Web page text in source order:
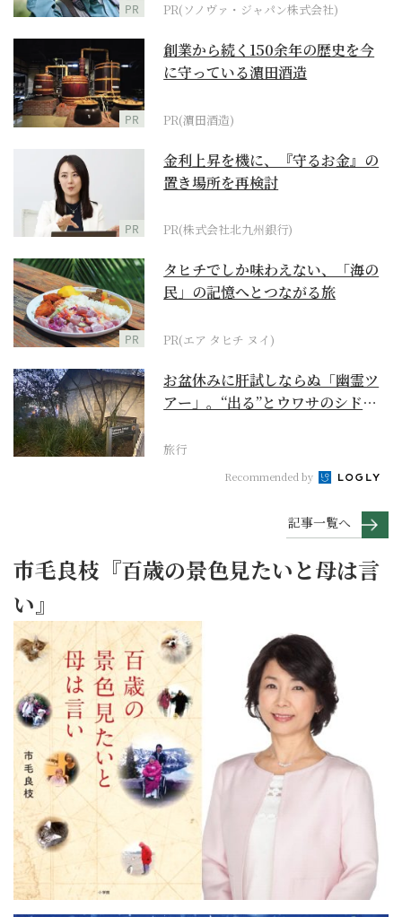
PR PR(ソノヴァ・ジャパン株式会社)
PR
創業から続く150余年の歴史を今
に守っている濵田酒造
PR(濵田酒造)
PR
金利上昇を機に、『守るお金』の
置き場所を再検討
PR(株式会社北九州銀行)
PR
タヒチでしか味わえない、「海の
民」の記憶へとつながる旅
PR(エア タヒチ ヌイ)
お盆休みに肝試しならぬ「幽霊ツ
アー」。“出る”とウワサのシドニ
旅行
Recommended by
記事一覧へ
市毛良枝『百歳の景色見たいと母は言
い』